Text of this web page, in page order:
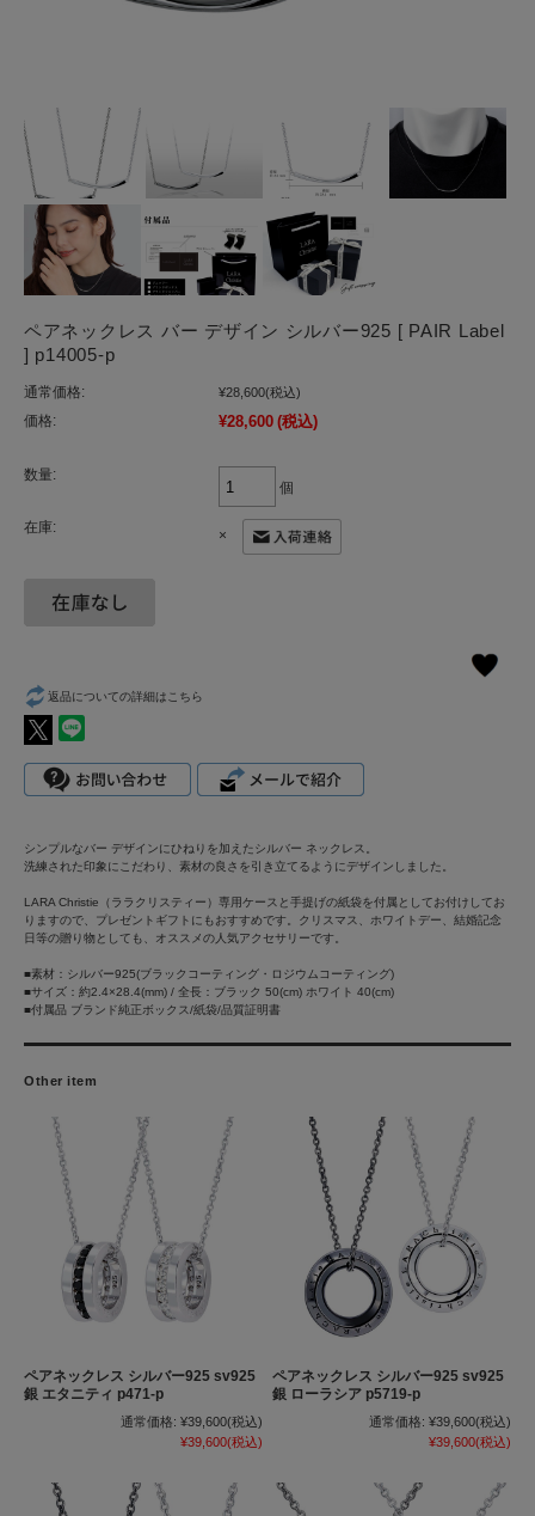
ペアネックレス バー デザイン シルバー925 [ PAIR Label
] p14005-p
通常価格: ¥28,600(税込)
価格: ¥28,600 (税込)
数量:
個
在庫:
×
返品についての詳細はこちら
シンプルなバー デザインにひねりを加えたシルバー ネックレス。
洗練された印象にこだわり、素材の良さを引き立てるようにデザインしました。
LARA Christie（ララクリスティー）専用ケースと手提げの紙袋を付属としてお付けしてお
りますので、プレゼントギフトにもおすすめです。クリスマス、ホワイトデー、結婚記念
日等の贈り物としても、オススメの人気アクセサリーです。
■素材：シルバー925(ブラックコーティング・ロジウムコーティング)
■サイズ：約2.4×28.4(mm) / 全長：ブラック 50(cm) ホワイト 40(cm)
■付属品 ブランド純正ボックス/紙袋/品質証明書
Other item
ペアネックレス シルバー925 sv925
銀 エタニティ p471-p
通常価格: ¥39,600(税込)
¥39,600(税込)
ペアネックレス シルバー925 sv925
銀 ローラシア p5719-p
通常価格: ¥39,600(税込)
¥39,600(税込)